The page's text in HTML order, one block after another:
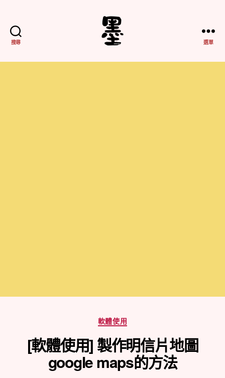
搜尋
務
選單
分
類
軟體使用
[軟體使用] 製作明信片地圖
google maps的方法